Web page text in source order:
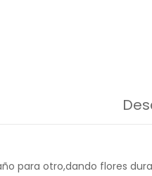
para otro,dando flores